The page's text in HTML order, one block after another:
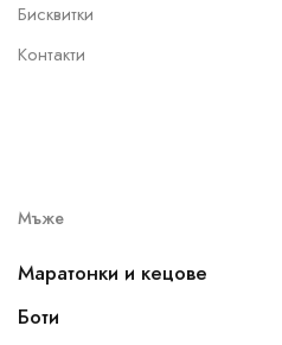
Бисквитки
Контакти
Мъже
Маратонки и кецове
Боти